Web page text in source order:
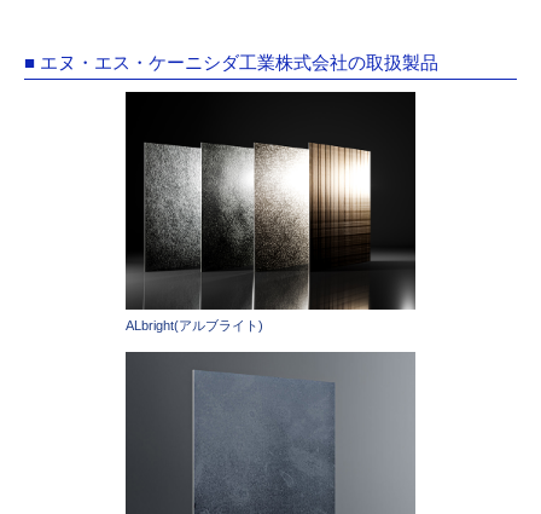
■ エヌ・エス・ケーニシダ工業株式会社の取扱製品
ALbright(アルブライト)